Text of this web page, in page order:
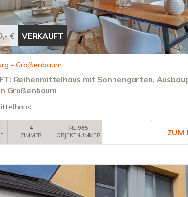
€ VERKAUFT
- Großenbaum
Reihenmittelhaus mit Sonnengarten,
Großenbaum
4
ZIMMER
RL-985
OBJEKTNUMMER
ZUM